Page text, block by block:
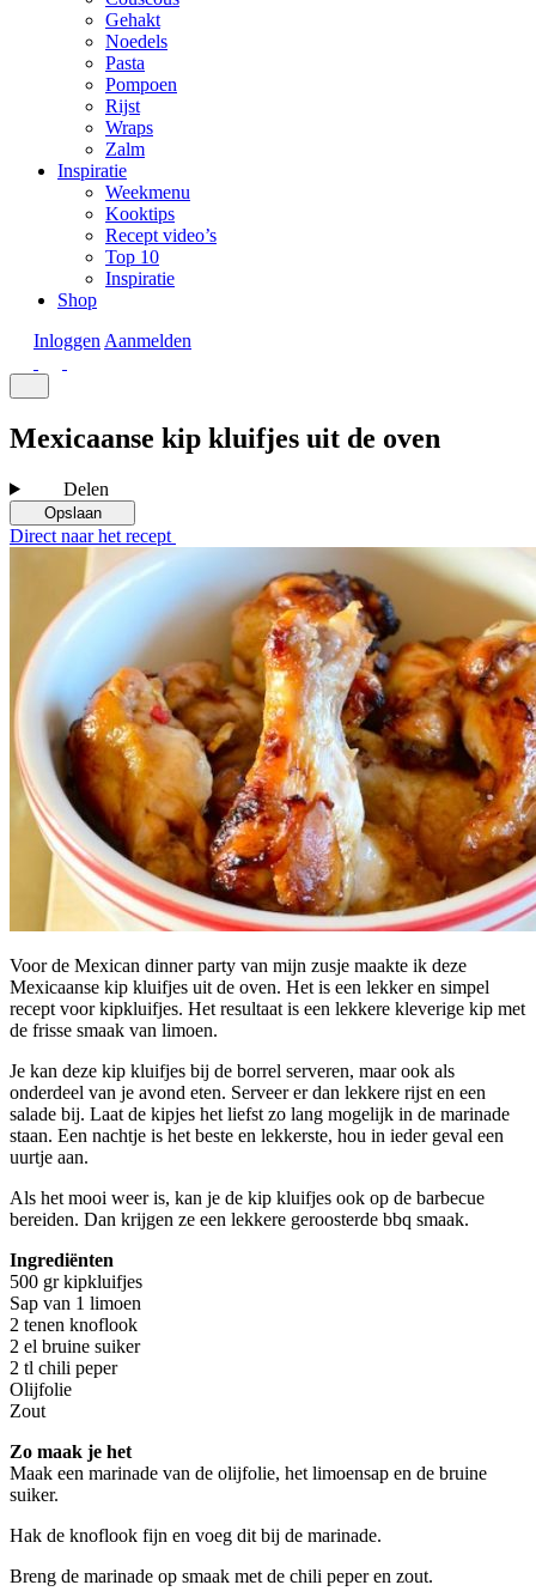
Gehakt
Noedels
Pasta
Pompoen
Rijst
Wraps
Zalm
Inspiratie
Weekmenu
Kooktips
Recept video’s
Top 10
Inspiratie
Shop
Inloggen Aanmelden
Mexicaanse kip kluifjes uit de oven
Delen
Opslaan
Direct naar het recept
Voor de Mexican dinner party van mijn zusje maakte ik deze
Mexicaanse kip kluifjes uit de oven. Het is een lekker en simpel
recept voor kipkluifjes. Het resultaat is een lekkere kleverige kip met
de frisse smaak van limoen.
Je kan deze kip kluifjes bij de borrel serveren, maar ook als
onderdeel van je avond eten. Serveer er dan lekkere rijst en een
salade bij. Laat de kipjes het liefst zo lang mogelijk in de marinade
staan. Een nachtje is het beste en lekkerste, hou in ieder geval een
uurtje aan.
Als het mooi weer is, kan je de kip kluifjes ook op de barbecue
bereiden. Dan krijgen ze een lekkere geroosterde bbq smaak.
Ingrediënten
500 gr kipkluifjes
Sap van 1 limoen
2 tenen knoflook
2 el bruine suiker
2 tl chili peper
Olijfolie
Zout
Zo maak je het
Maak een marinade van de olijfolie, het limoensap en de bruine
suiker.
Hak de knoflook fijn en voeg dit bij de marinade.
Breng de marinade op smaak met de chili peper en zout.